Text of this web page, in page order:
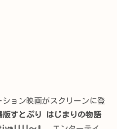
ション映画がスクリーンに登
版すとぷり はじまりの物語